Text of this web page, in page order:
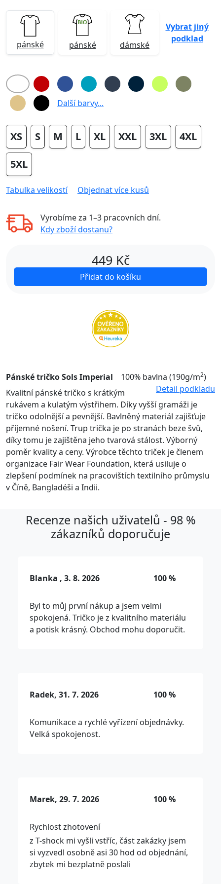
pánské pánské dámské
Vybrat jiný
podklad
Další barvy...
XS S M L XL XXL 3XL 4XL
5XL
Tabulka velikostí Objednat více kusů
Vyrobíme za 1–3 pracovních dní.
Kdy zboží dostanu?
449 Kč
Přidat do košíku
Pánské tričko Sols Imperial 100% bavlna (190g/m2)
Detail podkladu
Kvalitní pánské tričko s krátkým
rukávem a kulatým výstřihem. Díky vyšší gramáži je
tričko odolnější a pevnější. Bavlněný materiál zajišťuje
příjemné nošení. Trup trička je po stranách beze švů,
díky tomu je zajištěna jeho tvarová stálost. Výborný
poměr kvality a ceny. Výrobce těchto triček je členem
organizace Fair Wear Foundation, která usiluje o
zlepšení podmínek na pracovištích textilního průmyslu
v Číně, Bangladéši a Indii.
Recenze našich uživatelů - 98 %
zákazníků doporučuje
Blanka , 3. 8. 2026 100 %
Byl to můj první nákup a jsem velmi
spokojená. Tričko je z kvalitního materiálu
a potisk krásný. Obchod mohu doporučit.
Radek, 31. 7. 2026 100 %
Komunikace a rychlé vyřízení objednávky.
Velká spokojenost.
Marek, 29. 7. 2026 100 %
Rychlost zhotovení
z T-shock mi vyšli vstříc, část zakázky jsem
si vyzvedl osobně asi 30 hod od objednání,
zbytek mi bezplatně poslali